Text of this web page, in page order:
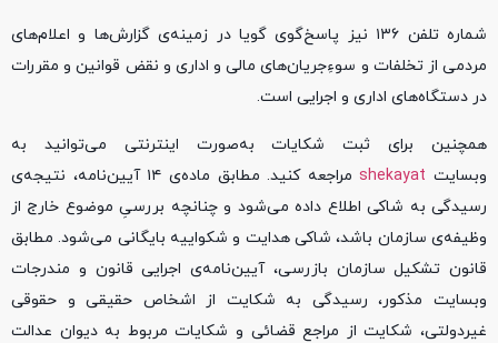
شماره‌ تلفن ۱۳۶ نیز پاسخ‌گوی گویا در زمینه‌ی گزارش‌ها و اعلام‌های
مردمی از تخلفات و سوء‌ِجریان‌های مالی و اداری و نقض قوانین و مقررات
در دستگاه‌های اداری و اجرایی است.
همچنین برای ثبت شکایات به‌صورت اینترنتی می‌توانید به
وبسایت shekayat
مراجعه کنید. مطابق ماده‌ی ۱۴ آیین‌نامه، نتیجه‌ی
رسیدگی به شاکی اطلاع داده می‌شود و چنانچه بررسیِ موضوع خارج از
وظیفه‌ی سازمان باشد، شاکی هدایت و شکواییه بایگانی می‌شود. مطابق
قانون تشکیل سازمان بازرسی، آیین‌نامه‌ی اجرایی قانون و مندرجات
وبسایت مذکور، رسیدگی به شکایت از اشخاص حقیقی و حقوقی
غیردولتی، شکایت از مراجع قضائی و شکایات مربوط به دیوان عدالت